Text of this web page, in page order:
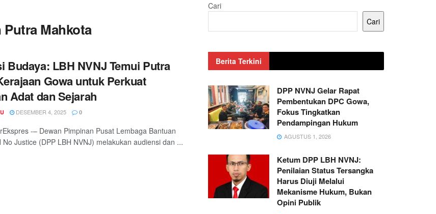
Mahkota
Budaya: LBH NVNJ Temui Putra
Gowa untuk Perkuat
Adat dan Sejarah
DESEMBER 4, 2025 0
-– Dewan Pimpinan Pusat Lembaga Bantuan
No Justice (DPP LBH NVNJ) melakukan audiensi dan ...
Cari
Cari
Berita Terkini
DPP NVNJ Gelar Rapat
Pembentukan DPC Gowa,
Fokus Tingkatkan
Pendampingan Hukum
AGUSTUS 1, 2026
Ketum DPP LBH NVNJ:
Penilaian Status Tersangka
Harus Diuji Melalui
Mekanisme Hukum, Bukan
Opini Publik